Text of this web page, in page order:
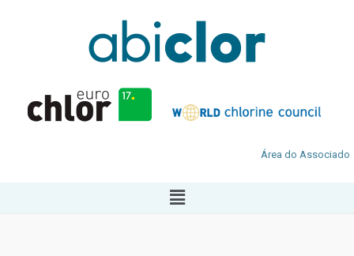
Área do Associado